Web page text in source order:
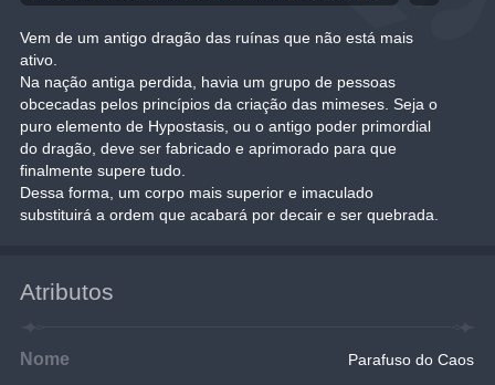
Vem de um antigo dragão das ruínas que não está mais
ativo.
Na nação antiga perdida, havia um grupo de pessoas
obcecadas pelos princípios da criação das mimeses. Seja o
puro elemento de Hypostasis, ou o antigo poder primordial
do dragão, deve ser fabricado e aprimorado para que
finalmente supere tudo.
Dessa forma, um corpo mais superior e imaculado
substituirá a ordem que acabará por decair e ser quebrada.
Atributos
Nome Parafuso do Caos